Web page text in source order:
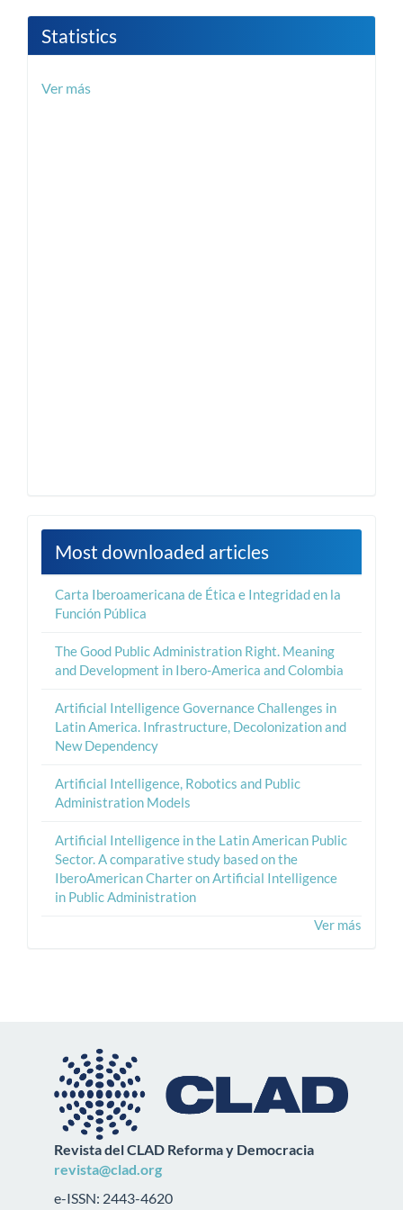
Statistics
Ver más
Most downloaded articles
Carta Iberoamericana de Ética e Integridad en la
Función Pública
The Good Public Administration Right. Meaning
and Development in Ibero-America and Colombia
Artificial Intelligence Governance Challenges in
Latin America. Infrastructure, Decolonization and
New Dependency
Artificial Intelligence, Robotics and Public
Administration Models
Artificial Intelligence in the Latin American Public
Sector. A comparative study based on the
IberoAmerican Charter on Artificial Intelligence
in Public Administration
Ver más
Revista del CLAD Reforma y Democracia
revista@clad.org
e-ISSN: 2443-4620